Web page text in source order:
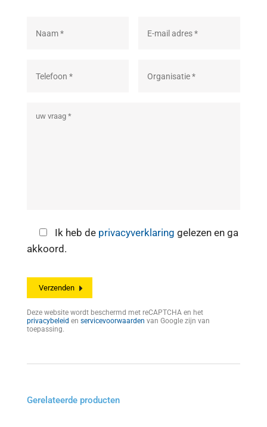
Ik heb de privacyverklaring gelezen en ga
akkoord.
Deze website wordt beschermd met reCAPTCHA en het
privacybeleid en servicevoorwaarden van Google zijn van
toepassing.
Gerelateerde producten